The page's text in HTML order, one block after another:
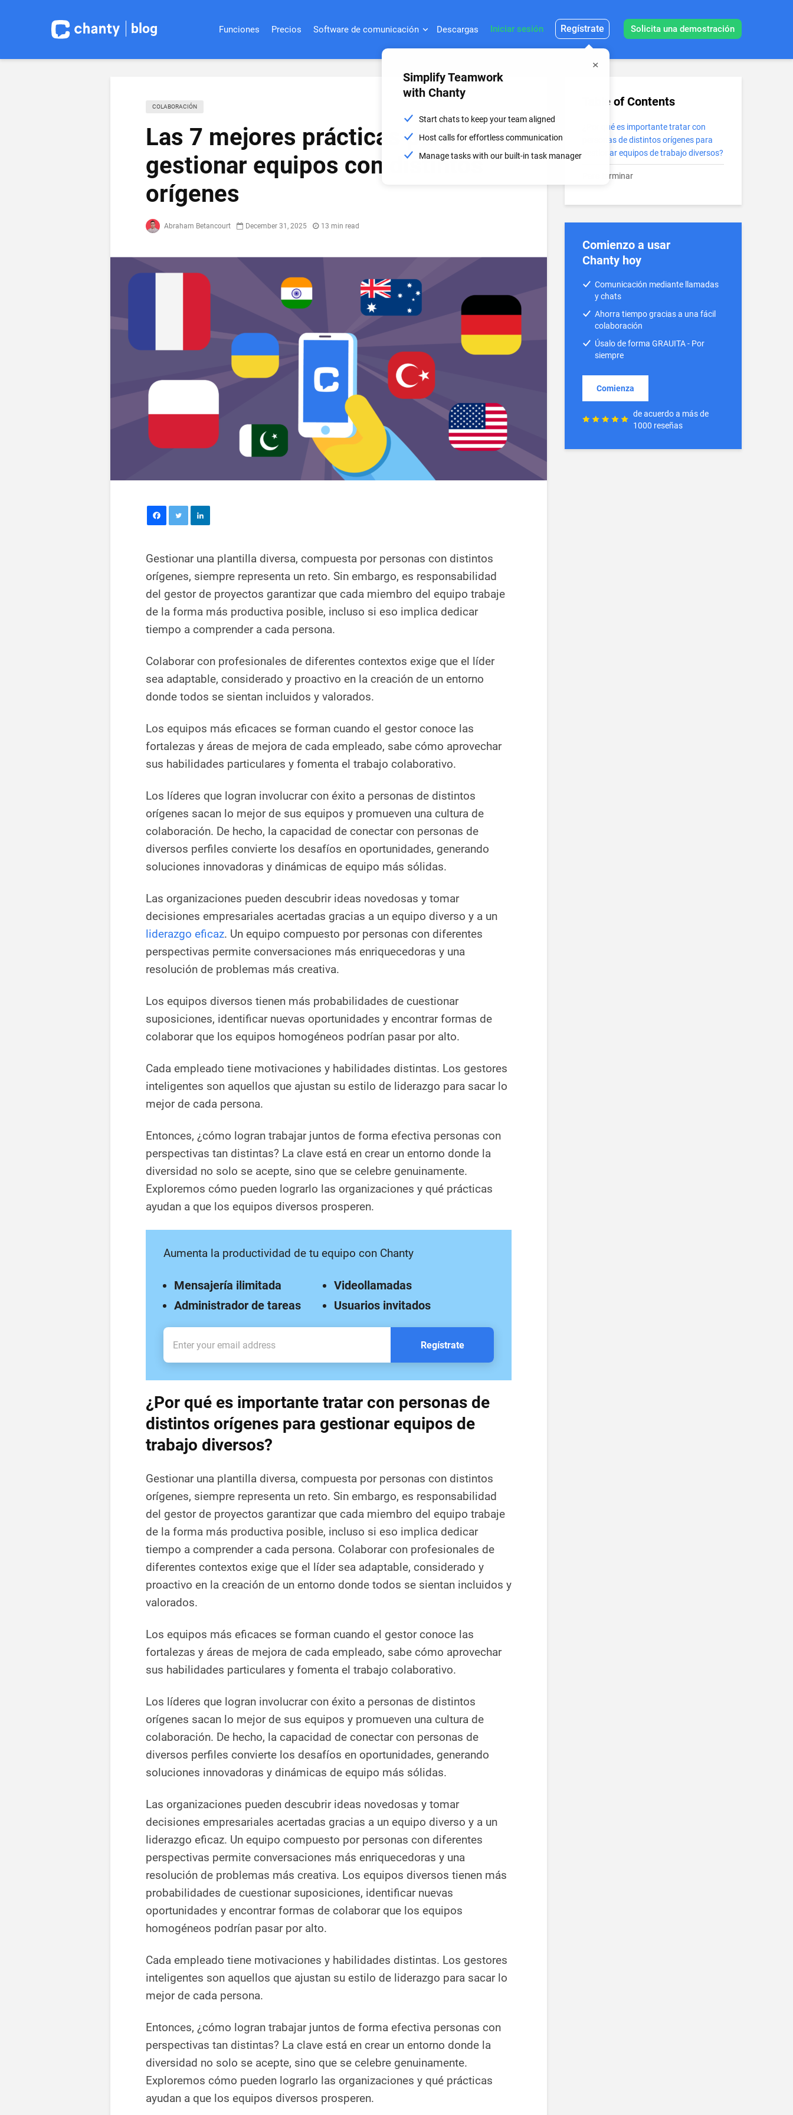
blog Funciones Precios Software de comunicación Descargas Iniciar sesión Regístrate
Simplify Teamwork
with Chanty
Start chats to keep your team aligned
Host calls for effortless communication
Manage tasks with our built-in task manager
Solicita una demostración
СOLABORACIÓN
Las 7 mejores prácticas para
gestionar equipos con distintos
orígenes
Abraham Betancourt December 31, 2025 13 min read
Gestionar una plantilla diversa, compuesta por personas con distintos
orígenes, siempre representa un reto. Sin embargo, es responsabilidad
del gestor de proyectos garantizar que cada miembro del equipo trabaje
de la forma más productiva posible, incluso si eso implica dedicar
tiempo a comprender a cada persona.
Colaborar con profesionales de diferentes contextos exige que el líder
sea adaptable, considerado y proactivo en la creación de un entorno
donde todos se sientan incluidos y valorados.
Los equipos más eficaces se forman cuando el gestor conoce las
fortalezas y áreas de mejora de cada empleado, sabe cómo aprovechar
sus habilidades particulares y fomenta el trabajo colaborativo.
Los líderes que logran involucrar con éxito a personas de distintos
orígenes sacan lo mejor de sus equipos y promueven una cultura de
colaboración. De hecho, la capacidad de conectar con personas de
diversos perfiles convierte los desafíos en oportunidades, generando
soluciones innovadoras y dinámicas de equipo más sólidas.
Las organizaciones pueden descubrir ideas novedosas y tomar
decisiones empresariales acertadas gracias a un equipo diverso y a un
liderazgo eficaz. Un equipo compuesto por personas con diferentes
perspectivas permite conversaciones más enriquecedoras y una
resolución de problemas más creativa.
Los equipos diversos tienen más probabilidades de cuestionar
suposiciones, identificar nuevas oportunidades y encontrar formas de
colaborar que los equipos homogéneos podrían pasar por alto.
Cada empleado tiene motivaciones y habilidades distintas. Los gestores
inteligentes son aquellos que ajustan su estilo de liderazgo para sacar lo
mejor de cada persona.
Entonces, ¿cómo logran trabajar juntos de forma efectiva personas con
perspectivas tan distintas? La clave está en crear un entorno donde la
diversidad no solo se acepte, sino que se celebre genuinamente.
Exploremos cómo pueden lograrlo las organizaciones y qué prácticas
ayudan a que los equipos diversos prosperen.
Aumenta la productividad de tu equipo con Chanty
Mensajería ilimitada
Videollamadas
Administrador de tareas
Usuarios invitados
Regístrate
¿Por qué es importante tratar con personas de
distintos orígenes para gestionar equipos de
trabajo diversos?
Gestionar una plantilla diversa, compuesta por personas con distintos
orígenes, siempre representa un reto. Sin embargo, es responsabilidad
del gestor de proyectos garantizar que cada miembro del equipo trabaje
de la forma más productiva posible, incluso si eso implica dedicar
tiempo a comprender a cada persona. Colaborar con profesionales de
diferentes contextos exige que el líder sea adaptable, considerado y
proactivo en la creación de un entorno donde todos se sientan incluidos y
valorados.
Los equipos más eficaces se forman cuando el gestor conoce las
fortalezas y áreas de mejora de cada empleado, sabe cómo aprovechar
sus habilidades particulares y fomenta el trabajo colaborativo.
Los líderes que logran involucrar con éxito a personas de distintos
orígenes sacan lo mejor de sus equipos y promueven una cultura de
colaboración. De hecho, la capacidad de conectar con personas de
diversos perfiles convierte los desafíos en oportunidades, generando
soluciones innovadoras y dinámicas de equipo más sólidas.
Las organizaciones pueden descubrir ideas novedosas y tomar
decisiones empresariales acertadas gracias a un equipo diverso y a un
liderazgo eficaz. Un equipo compuesto por personas con diferentes
perspectivas permite conversaciones más enriquecedoras y una
resolución de problemas más creativa. Los equipos diversos tienen más
probabilidades de cuestionar suposiciones, identificar nuevas
oportunidades y encontrar formas de colaborar que los equipos
homogéneos podrían pasar por alto.
Cada empleado tiene motivaciones y habilidades distintas. Los gestores
inteligentes son aquellos que ajustan su estilo de liderazgo para sacar lo
mejor de cada persona.
Entonces, ¿cómo logran trabajar juntos de forma efectiva personas con
perspectivas tan distintas? La clave está en crear un entorno donde la
diversidad no solo se acepte, sino que se celebre genuinamente.
Exploremos cómo pueden lograrlo las organizaciones y qué prácticas
ayudan a que los equipos diversos prosperen.
Table of Contents
¿Por qué es importante tratar con
personas de distintos orígenes para
gestionar equipos de trabajo diversos?
Para terminar
Comienzo a usar
Chanty hoy
Comunicación mediante llamadas
y chats
Ahorra tiempo gracias a una fácil
colaboración
Úsalo de forma GRAUITA - Por
siempre
Comienza
de acuerdo a más de
1000 reseñas